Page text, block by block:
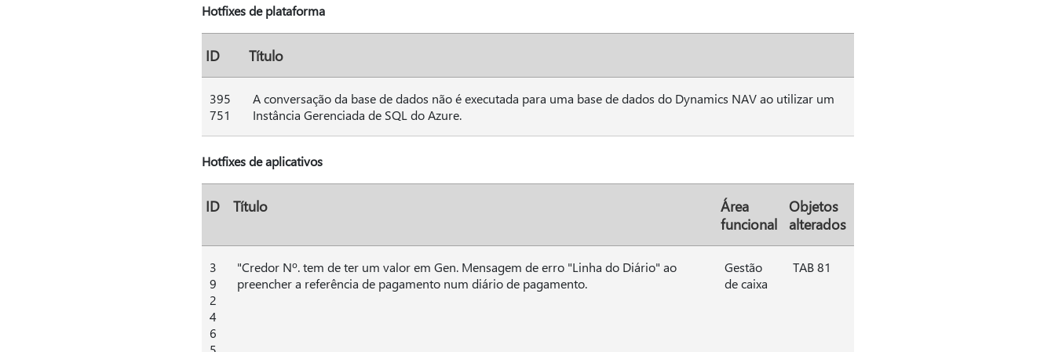
Hotfixes de plataforma
ID Título
395
751
A conversação da base de dados não é executada para uma base de dados do Dynamics NAV ao utilizar um
Instância Gerenciada de SQL do Azure.
Hotfixes de aplicativos
ID Título
Área
funcional
Objetos
alterados
3
9
2
4
6
"Credor Nº. tem de ter um valor em Gen. Mensagem de erro "Linha do Diário" ao
preencher a referência de pagamento num diário de pagamento.
Gestão
de caixa
TAB 81